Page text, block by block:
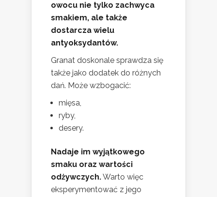
owocu nie tylko zachwyca
smakiem, ale także
dostarcza wielu
antyoksydantów.
Granat doskonale sprawdza się
także jako dodatek do różnych
dań. Może wzbogacić:
mięsa,
ryby,
desery.
Nadaje im wyjątkowego
smaku oraz wartości
odżywczych.Warto więc
eksperymentować z jego